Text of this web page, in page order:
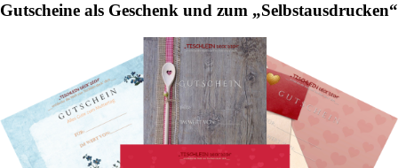
page
Gutscheine als Geschenk und zum „Selbstausdrucken“